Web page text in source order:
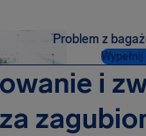
Problem z
i